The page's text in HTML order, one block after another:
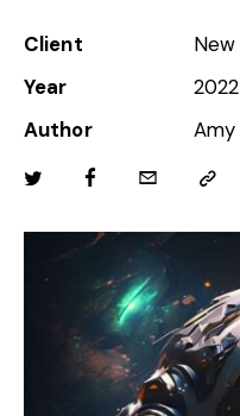
Client
New
Year
2022
Author
Amy